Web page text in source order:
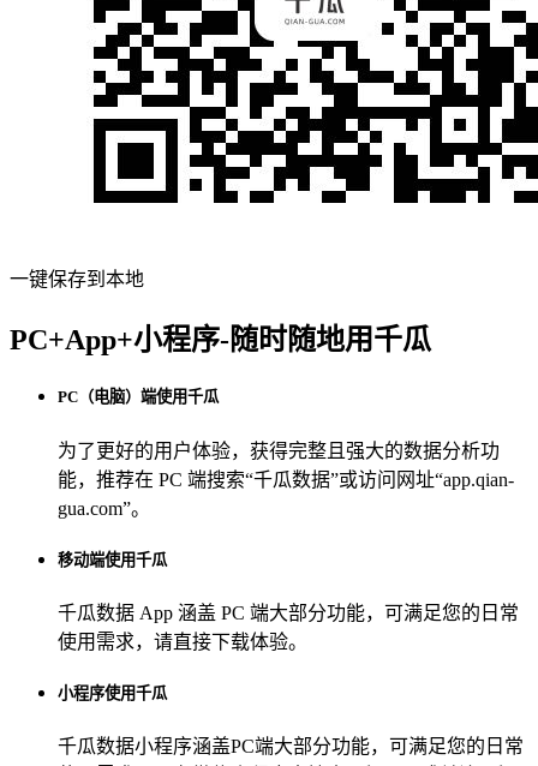
一键保存到本地
PC+App+小程序-随时随地用千瓜
PC（电脑）端使用千瓜
为了更好的用户体验，获得完整且强大的数据分析功
能，推荐在 PC 端搜索“千瓜数据”或访问网址“app.qian-
gua.com”。
移动端使用千瓜
千瓜数据 App 涵盖 PC 端大部分功能，可满足您的日常
使用需求，请直接下载体验。
小程序使用千瓜
千瓜数据小程序涵盖PC端大部分功能，可满足您的日常